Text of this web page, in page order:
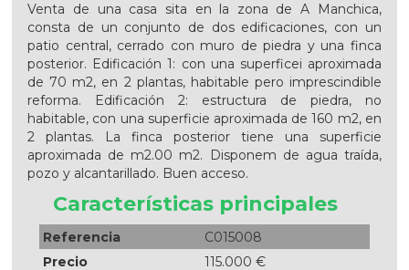
Venta de una casa sita en la zona de A Manchica,
consta de un conjunto de dos edificaciones, con un
patio central, cerrado con muro de piedra y una finca
posterior. Edificación 1: con una superficei aproximada
de 70 m2, en 2 plantas, habitable pero imprescindible
reforma. Edificación 2: estructura de piedra, no
habitable, con una superficie aproximada de 160 m2, en
2 plantas. La finca posterior tiene una superficie
aproximada de m2.00 m2. Disponem de agua traída,
pozo y alcantarillado. Buen acceso.
Características principales
Referencia
C015008
Precio
115.000 €